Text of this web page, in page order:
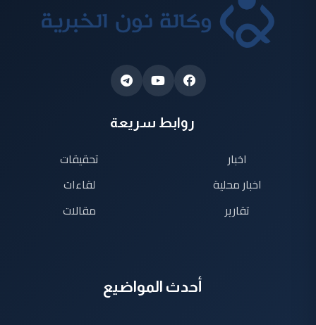
روابط سريعة
اخبار
اخبار محلية
تقارير
تحقيقات
لقاءات
مقالات
أحدث المواضيع